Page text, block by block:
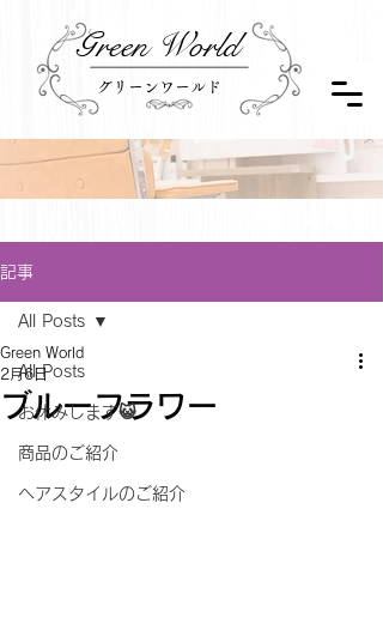
Green World
グリーンワールド
記事
All Posts
お休みします😺
商品のご紹介
ヘアスタイルのご紹介
All Posts
ブルーフラワー
Green World
2月6日